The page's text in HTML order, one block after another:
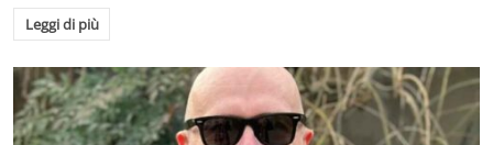
Leggi di più